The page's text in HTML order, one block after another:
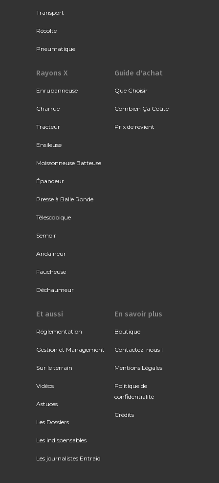
Transport
Récolte
Pneumatique
Rayons X
Enrubanneuse
Charrue
Tracteur
Ensileuse
Moissonneuse Batteuse
Épandeur
Presse à Balle Ronde
Télescopique
Semoir
Andaineur
Faucheuse
Déchaumeur
Guide d'achat
Que Choisir
Combien Ça Coûte
Prix de revient
Et aussi
Réglementation
Gestion et Management
Sur le terrain
Vidéos
Astuces
Les Dossiers
Les indispensables
Les journalistes Entraid
En savoir plus
Boutique
Contactez-nous !
Mentions Légales
Politique de
confidentialité
Crédits